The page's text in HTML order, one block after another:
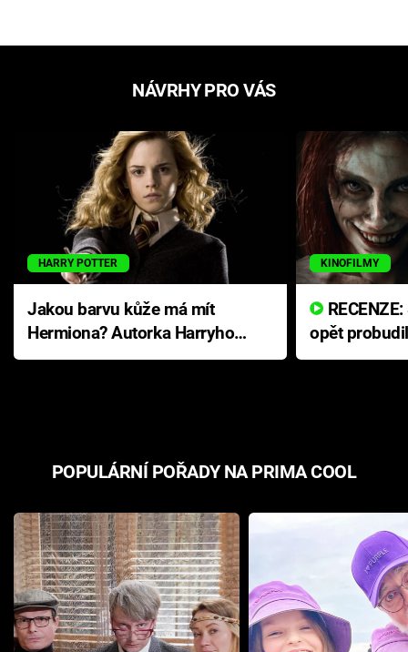
NÁVRHY PRO VÁS
HARRY POTTER
Jakou barvu kůže má mít
Hermiona? Autorka Harryho
Pottera přišla s ráznou
KINOFILMY
opět
přichází s
POPULÁRNÍ POŘADY NA PRIMA COOL